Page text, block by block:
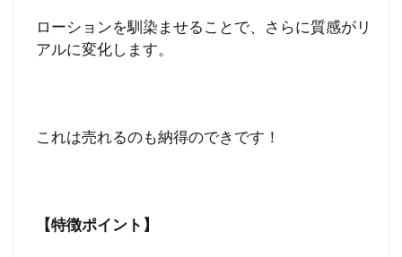
ローションを馴染ませることで、さらに質感がリ
アルに変化します。
これは売れるのも納得のできです！
【特徴ポイント】